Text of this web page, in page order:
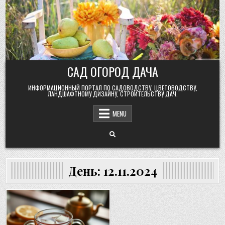
Skip
to
content
САД ОГОРОД ДАЧА
ИНФОРМАЦИОННЫЙ ПОРТАЛ ПО САДОВОДСТВУ, ЦВЕТОВОДСТВУ,
ЛАНДШАФТНОМУ ДИЗАЙНУ, СТРОИТЕЛЬСТВУ ДАЧ.
MENU
День: 12.11.2024
Posted
in